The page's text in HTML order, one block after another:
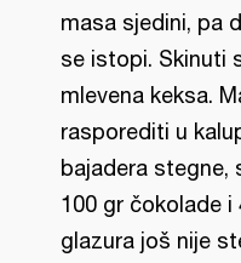
masa sjedini, pa
se istopi. Skinuti
mlevena keksa.
rasporediti u
bajadera
100 gr čokolade i
glazura još nije